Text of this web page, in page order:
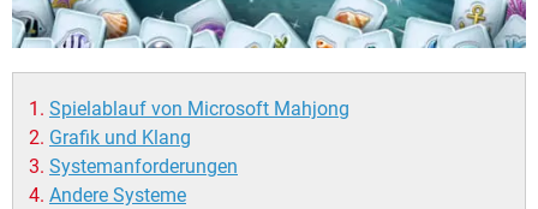
Spielablauf von Microsoft Mahjong
Grafik und Klang
Systemanforderungen
Andere Systeme